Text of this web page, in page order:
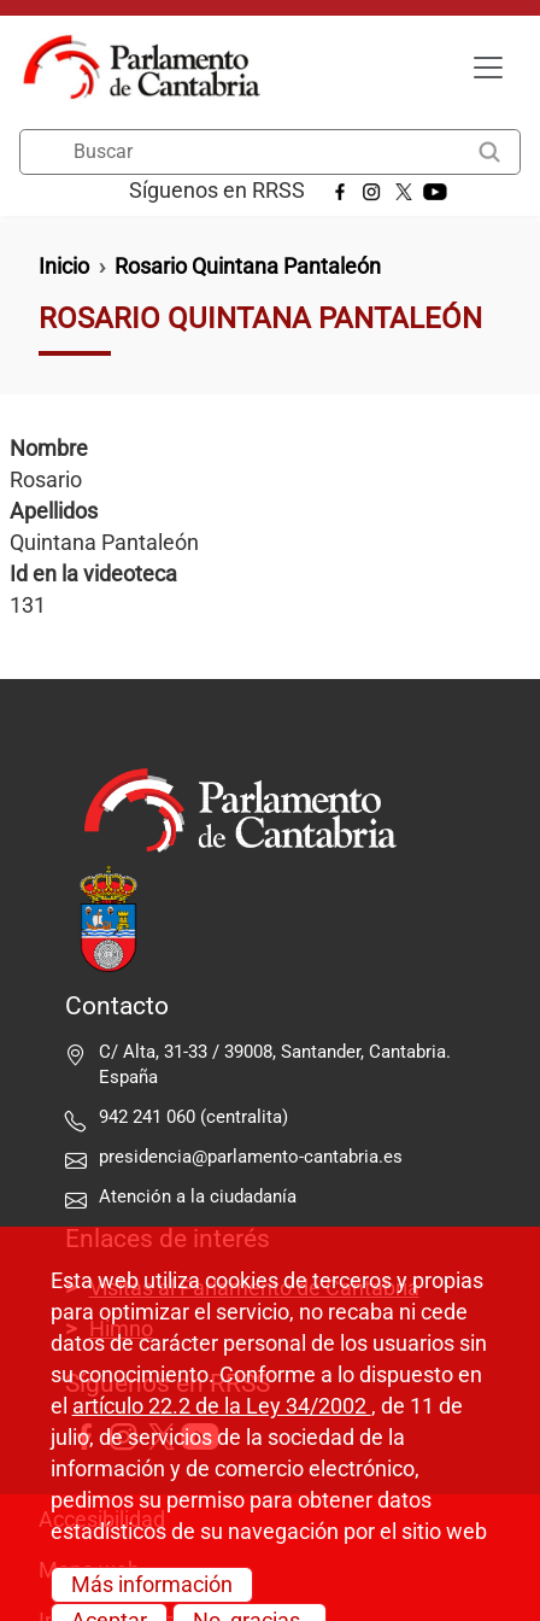
Pasar al contenido principal
Síguenos en RRSS
Ruta de navegación
Inicio Rosario Quintana Pantaleón
ROSARIO QUINTANA PANTALEÓN
Nombre
Rosario
Apellidos
Quintana Pantaleón
Id en la videoteca
131
Contacto
C/ Alta, 31-33 / 39008, Santander, Cantabria.
España
942 241 060 (centralita)
presidencia@parlamento-cantabria.es
Atención a la ciudadanía
Enlaces de interés
Visitas al Parlamento de Cantabria
Himno
Síguenos en RRSS
Pie de página
Accesibilidad
Mapa web
Esta web utiliza cookies de terceros y propias
para optimizar el servicio, no recaba ni cede
datos de carácter personal de los usuarios sin
su conocimiento. Conforme a lo dispuesto en
el artículo 22.2 de la Ley 34/2002 , de 11 de
julio, de servicios de la sociedad de la
información y de comercio electrónico,
pedimos su permiso para obtener datos
estadísticos de su navegación por el sitio web
Más información